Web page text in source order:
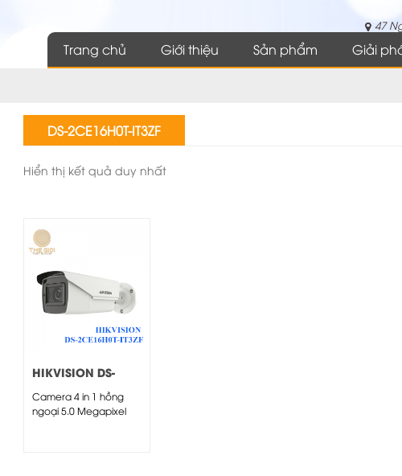
47
Trang chủ Giới thiệu Sản phẩm Giải
DS-2CE16H0T-IT3ZF
Hiển thị kết quả duy nhất
HIKVISION DS-
2CE16H0T-IT3ZF
Camera 4 in 1 hồng
ngoại 5.0 Megapixel